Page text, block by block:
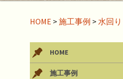
HOME > 施工事例 > 水回り
HOME
施工事例